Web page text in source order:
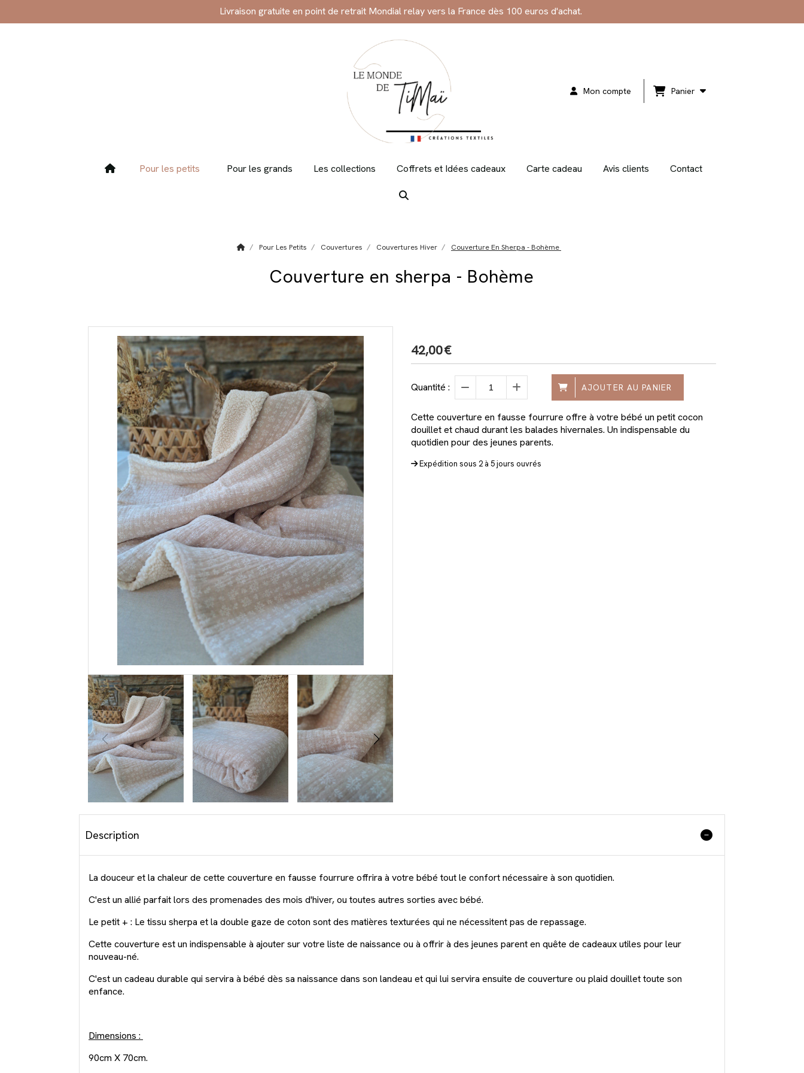
Livraison gratuite en point de retrait Mondial relay vers la France dès 100 euros d'achat.
Mon compte Panier
Pour les petits Pour les grands Les collections Coffrets et Idées cadeaux Carte cadeau Avis clients Contact
Pour Les Petits Couvertures Couvertures Hiver Couverture En Sherpa - Bohème
Couverture en sherpa - Bohème
42,00€
Quantité : AJOUTER AU PANIER
Cette couverture en fausse fourrure offre à votre bébé un petit cocon
douillet et chaud durant les balades hivernales. Un indispensable du
quotidien pour des jeunes parents.
Expédition sous 2 à 5 jours ouvrés
Description
La douceur et la chaleur de cette couverture en fausse fourrure offrira à votre bébé tout le confort nécessaire à son quotidien.
C'est un allié parfait lors des promenades des mois d'hiver, ou toutes autres sorties avec bébé.
Le petit + : Le tissu sherpa et la double gaze de coton sont des matières texturées qui ne nécessitent pas de repassage.
Cette couverture est un indispensable à ajouter sur votre liste de naissance ou à offrir à des jeunes parent en quête de cadeaux utiles pour leur
nouveau-né.
C'est un cadeau durable qui servira à bébé dès sa naissance dans son landeau et qui lui servira ensuite de couverture ou plaid douillet toute son
enfance.
Dimensions :
90cm X 70cm.